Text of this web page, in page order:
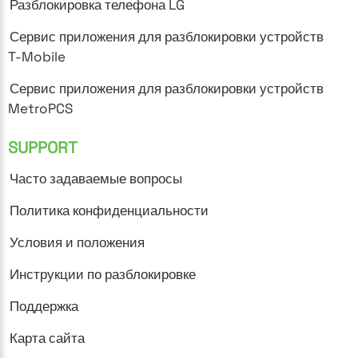
Разблокировка телефона LG
Сервис приложения для разблокировки устройств
T-Mobile
Сервис приложения для разблокировки устройств
MetroPCS
SUPPORT
Часто задаваемые вопросы
Политика конфиденциальности
Условия и положения
Инструкции по разблокировке
Поддержка
Карта сайта